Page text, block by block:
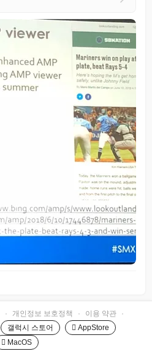
· 개인정보 보호정책 · 이용 약관
·
갤럭시 스토어
 AppStore
 MacOS